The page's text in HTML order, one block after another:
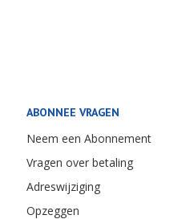
ABONNEE VRAGEN
Neem een Abonnement
Vragen over betaling
Adreswijziging
Opzeggen